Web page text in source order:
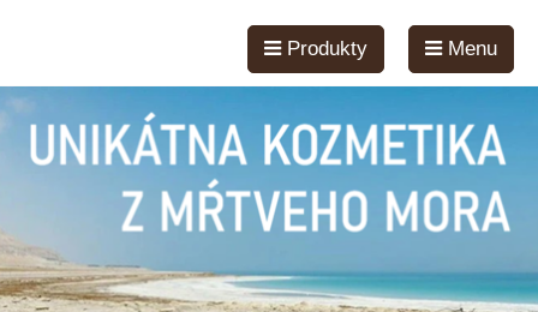
Produkty Menu